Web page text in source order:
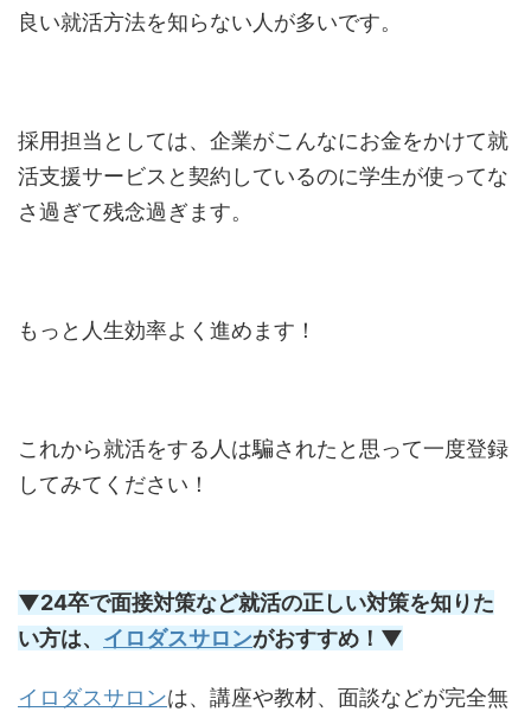
良い就活方法を知らない人が多いです。
採用担当としては、企業がこんなにお金をかけて就
活支援サービスと契約しているのに学生が使ってな
さ過ぎて残念過ぎます。
もっと人生効率よく進めます！
これから就活をする人は騙されたと思って一度登録
してみてください！
▼24卒で面接対策など就活の正しい対策を知りた
い方は、 イロダスサロンがおすすめ ！ ▼
イロダスサロンは、講座や教材、面談などが完全無